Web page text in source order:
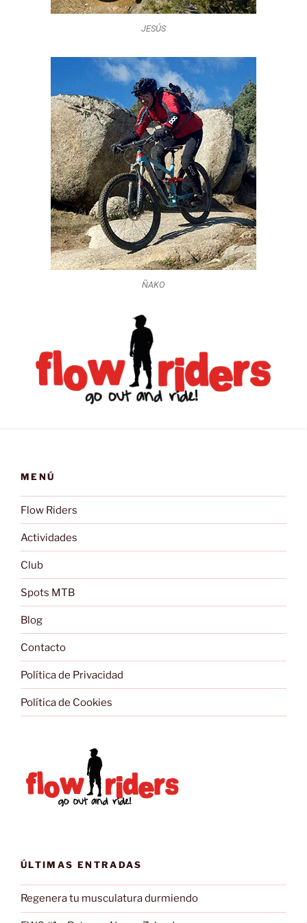
JESÚS
ÑAKO
MENÚ
Flow Riders
Actividades
Club
Spots MTB
Blog
Contacto
Política de Privacidad
Política de Cookies
ÚLTIMAS ENTRADAS
Regenera tu musculatura durmiendo